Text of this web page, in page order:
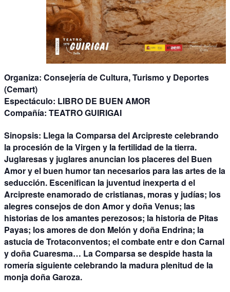
Organiza: Consejería de Cultura, Turismo y Deportes
(Cemart)
Espectáculo: LIBRO DE BUEN AMOR
Compañía: TEATRO GUIRIGAI
Sinopsis: Llega la Comparsa del Arcipreste celebrando
la procesión de la Virgen y la fertilidad de la tierra.
Juglaresas y juglares anuncian los placeres del Buen
Amor y el buen humor tan necesarios para las artes de la
seducción. Escenifican la juventud inexperta d el
Arcipreste enamorado de cristianas, moras y judías; los
alegres consejos de don Amor y doña Venus; las
historias de los amantes perezosos; la historia de Pitas
Payas; los amores de don Melón y doña Endrina; la
astucia de Trotaconventos; el combate entr e don Carnal
y doña Cuaresma… La Comparsa se despide hasta la
romería siguiente celebrando la madura plenitud de la
monja doña Garoza.